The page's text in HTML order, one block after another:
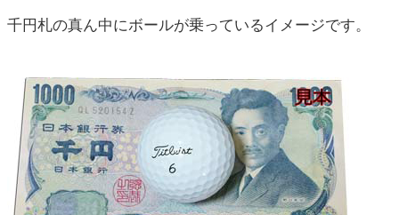
千円札の真ん中にボールが乗っているイメージです。